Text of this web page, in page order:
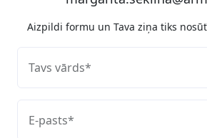
Aizpildi formu un Tava ziņa tiks
Tavs vārds*
E-pasts*